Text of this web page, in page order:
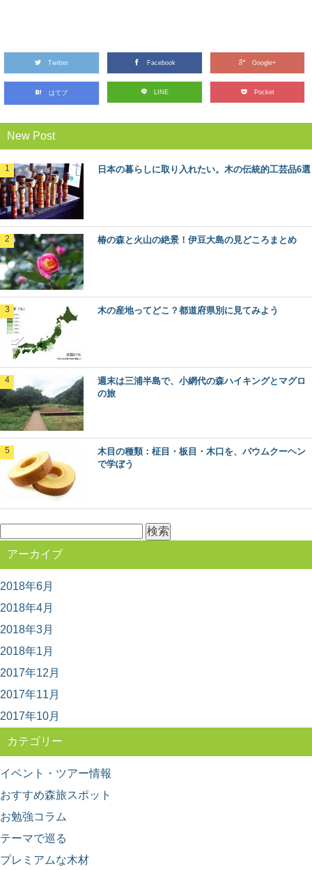
したい6つのこと
森林浴発祥の地”であり木曽桧の美林が広がる、長野県の
人気スポット「赤沢自然休養林」。 木曽路の...
人気の観光地「軽井沢」の森をモリップ目線
首都圏に近い避暑地や別荘地として、あまりにも有名
知ですか？ ヒバの森は、日本国内では青森県...
その特徴と物語～
日本人なら知っておきたい日本の木材をご紹介するシリ
クリ（栗）：知っておきたい日本の木材～そ
の特徴と物語～
森に行くときに気を付けたい、危険な生物た
青森県にある、新緑や紅葉の絶景で知られる森旅スポッ
Twitter Facebook Google+
はてブ LINE Pocket
New Post
日本の暮らしに取り入れたい。木の伝統的工芸品6選
椿の森と火山の絶景！伊豆大島の見どころまとめ
木の産地ってどこ？都道府県別に見てみよう
週末は三浦半島で、小網代の森ハイキングとマグロ
の旅
木目の種類：柾目・板目・木口を、バウムクーヘン
で学ぼう
索:
アーカイブ
2018年6月
2018年4月
2018年3月
2018年1月
2017年12月
2017年11月
2017年10月
カテゴリー
イベント・ツアー情報
おすすめ森旅スポット
お勉強コラム
テーマで巡る
プレミアムな木材